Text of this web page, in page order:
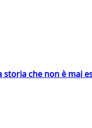
storia che non è mai